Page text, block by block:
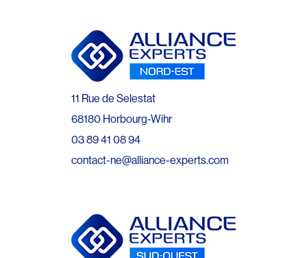
11 Rue de Selestat
68180 Horbourg-Wihr
03 89 41 08 94
contact-ne@alliance-experts.com